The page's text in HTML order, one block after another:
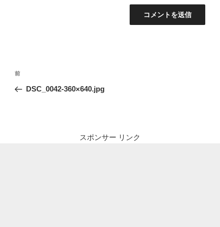
投
ナ
前
の
前
DSC_0042-360×640.jpg
スポンサー リンク